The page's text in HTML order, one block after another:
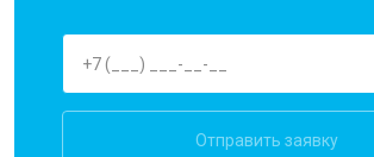
Отправить заявку